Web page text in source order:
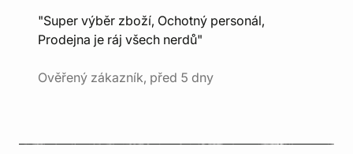
"Super výběr zboží, Ochotný personál,
Prodejna je ráj všech nerdů"
Ověřený zákazník, před 5 dny